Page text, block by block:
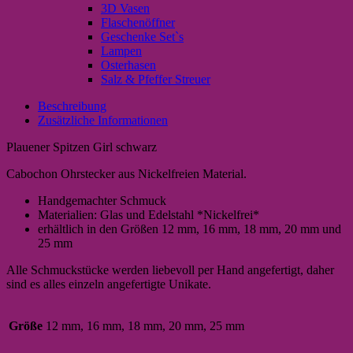
3D Vasen
Flaschenöffner
Geschenke Set`s
Lampen
Osterhasen
Salz & Pfeffer Streuer
Beschreibung
Zusätzliche Informationen
Plauener Spitzen Girl schwarz
Cabochon Ohrstecker aus Nickelfreien Material.
Handgemachter Schmuck
Materialien: Glas und Edelstahl *Nickelfrei*
erhältlich in den Größen 12 mm, 16 mm, 18 mm, 20 mm und
25 mm
Alle Schmuckstücke werden liebevoll per Hand angefertigt, daher
sind es alles einzeln angefertigte Unikate.
Größe 12 mm, 16 mm, 18 mm, 20 mm, 25 mm